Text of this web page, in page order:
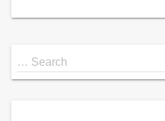
Search …